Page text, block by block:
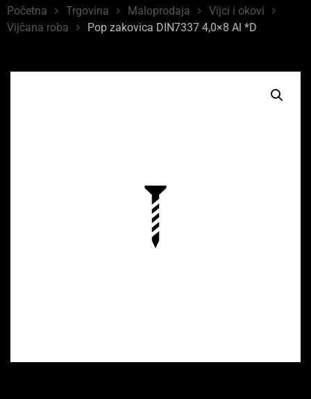
Početna Trgovina Maloprodaja
Vijci i okovi
Vijčana roba
Pop zakovica DIN7337 4,0×8 Al *D